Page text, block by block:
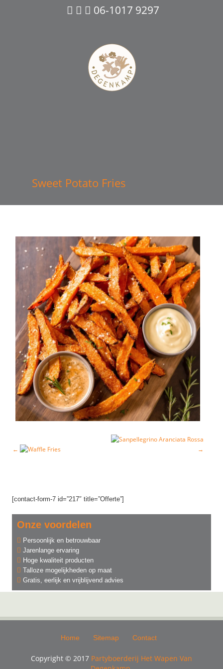
06-1017 9297
Sweet Potato Fries
[contact-form-7 id=”217″ title=”Offerte”]
Onze voordelen
Persoonlijk en betrouwbaar
Jarenlange ervaring
Hoge kwaliteit producten
Talloze mogelijkheden op maat
Gratis, eerlijk en vrijblijvend advies
Home Sitemap Contact
Copyright © 2017 Partyboerderij Het Wapen Van